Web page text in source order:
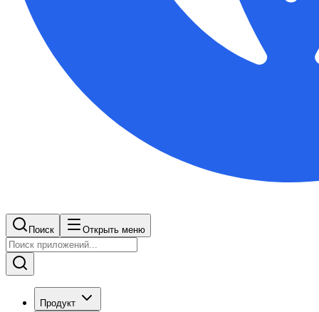
Поиск Открыть меню
Продукт